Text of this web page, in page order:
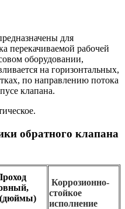
для
перекачиваемой рабочей
оборудовании,
на горизонтальных,
по направлению потока
клапана.
обратного клапана
Коррозионно-
стойкое
исполнение